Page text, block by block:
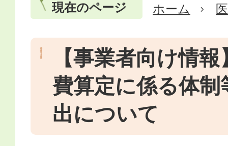
現在のページ ホーム
【事業者向け情
費算定に係る体制
出について